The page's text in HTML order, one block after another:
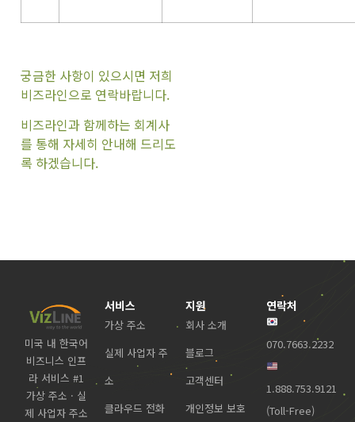
궁금한 사항이 있으시면 저희
비즈라인으로 연락바랍니다.
비즈라인과 함께하는 회계사
를 통해 자세히 안내해 드리도
록 하겠습니다.
미국 내 한국어
비즈니스 인프
라 서비스 #1
가상 주소 · 실
제 사업자 주소
서비스
가상 주소
실제 사업자 주
소
클라우드 전화
지원
회사 소개
블로그
고객센터
개인정보 보호
연락처
070.7663.2232
1.888.753.9121
(Toll-Free)